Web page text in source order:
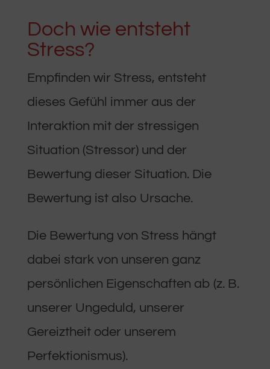
Doch wie entsteht
Stress?
Empfinden wir Stress, entsteht
dieses Gefühl immer aus der
Interaktion mit der stressigen
Situation (Stressor) und der
Bewertung dieser Situation. Die
Bewertung ist also Ursache.
Die Bewertung von Stress hängt
dabei stark von unseren ganz
persönlichen Eigenschaften ab (z. B.
unserer Ungeduld, unserer
Gereiztheit oder unserem
Perfektionismus).